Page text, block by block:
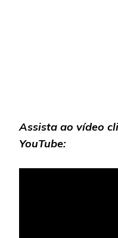
Assista ao vídeo
YouTube: